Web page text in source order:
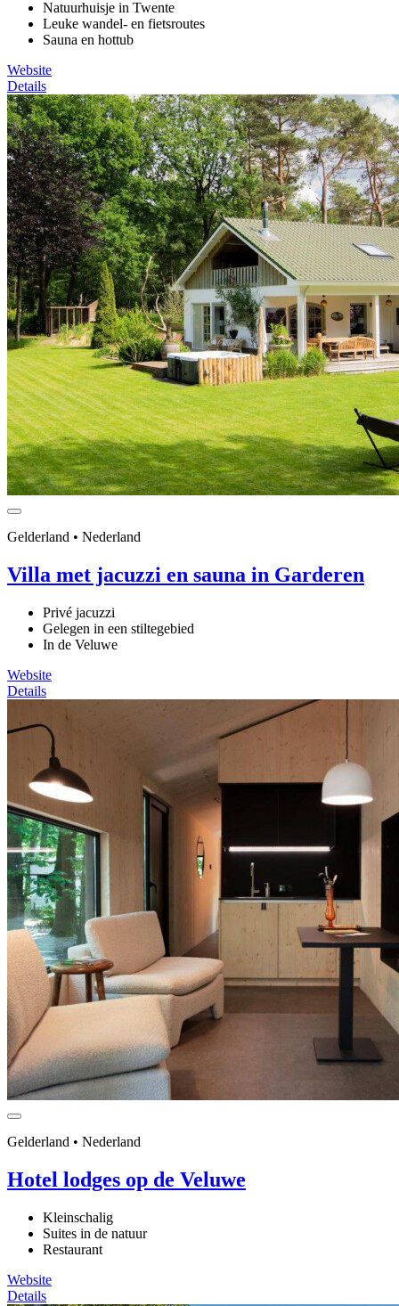
Natuurhuisje in Twente
Leuke wandel- en fietsroutes
Sauna en hottub
Website
Details
Gelderland • Nederland
Villa met jacuzzi en sauna in Garderen
Privé jacuzzi
Gelegen in een stiltegebied
In de Veluwe
Website
Details
Gelderland • Nederland
Hotel lodges op de Veluwe
Kleinschalig
Suites in de natuur
Restaurant
Website
Details